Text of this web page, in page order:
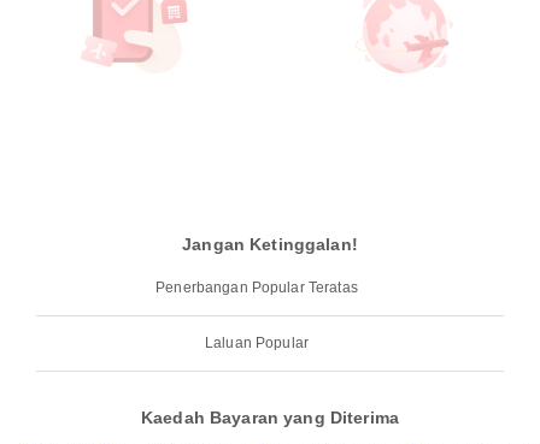
Jangan Ketinggalan!
Penerbangan Popular Teratas
Laluan Popular
Kaedah Bayaran yang Diterima